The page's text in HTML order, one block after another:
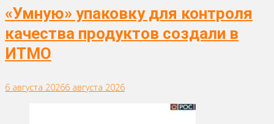
«Умную» упаковку для контроля
качества продуктов создали в
ИТМО
6 августа 20266 августа 2026